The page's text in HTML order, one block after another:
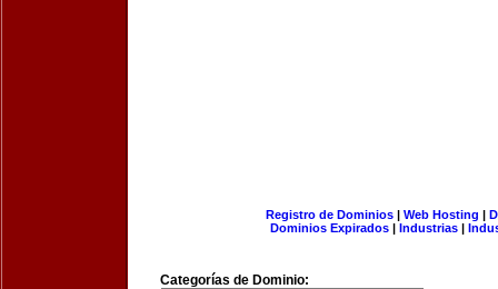
Registro de Dominios| Web Hosting |
Dominios Expirados | Industrias |
Categorías de Dominio: